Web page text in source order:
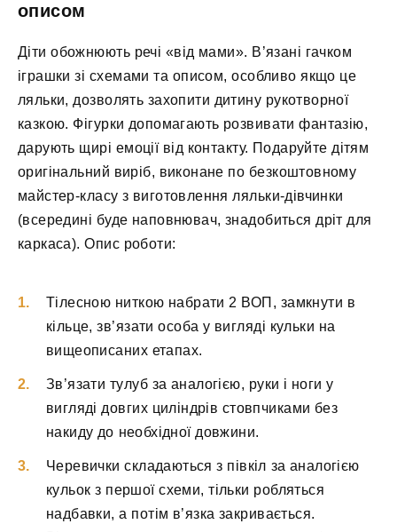
описом
Діти обожнюють речі «від мами». В’язані гачком
іграшки зі схемами та описом, особливо якщо це
ляльки, дозволять захопити дитину рукотворної
казкою. Фігурки допомагають розвивати фантазію,
дарують щирі емоції від контакту. Подаруйте дітям
оригінальний виріб, виконане по безкоштовному
майстер-класу з виготовлення ляльки-дівчинки
(всередині буде наповнювач, знадобиться дріт для
каркаса). Опис роботи:
Тілесною ниткою набрати 2 ВОП, замкнути в
кільце, зв’язати особа у вигляді кульки на
вищеописаних етапах.
Зв’язати тулуб за аналогією, руки і ноги у
вигляді довгих циліндрів стовпчиками без
накиду до необхідної довжини.
Черевички складаються з півкіл за аналогією
кульок з першої схеми, тільки робляться
надбавки, а потім в’язка закривається.